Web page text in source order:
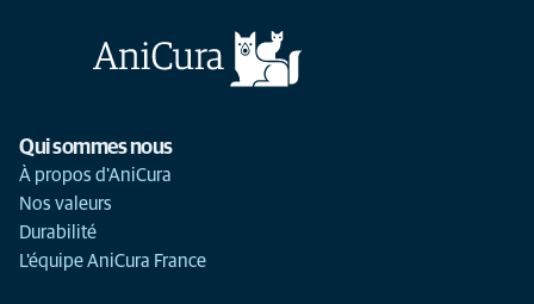
Qui sommes nous
À propos d'AniCura
Nos valeurs
Durabilité
L'équipe AniCura France